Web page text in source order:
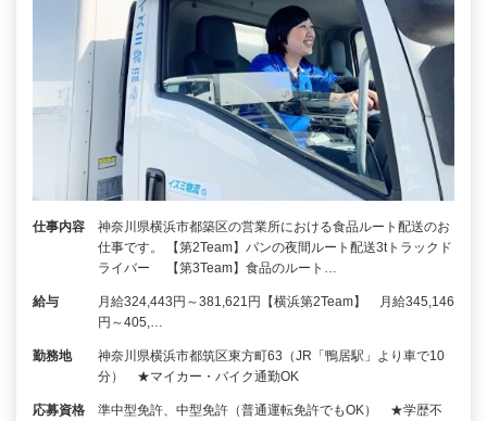
仕事内容
神奈川県横浜市都築区の営業所における食品ルート配送のお
仕事です。 【第2Team】パンの夜間ルート配送3tトラックド
ライバー 【第3Team】食品のルート…
給与
月給324,443円～381,621円【横浜第2Team】 月給345,146
円～405,…
勤務地
神奈川県横浜市都筑区東方町63（JR「鴨居駅」より車で10
分） ★マイカー・バイク通勤OK
応募資格
準中型免許、中型免許（普通運転免許でもOK） ★学歴不